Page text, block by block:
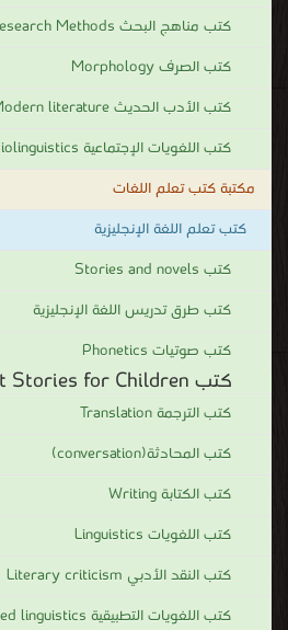
مكتبة كتب تعلم اللغات
كتب تعلم اللغة الإنجليزية
كتب Stories and novels
كتب طرق تدريس اللغة الإنجليزية
كتب صوتيات Phonetics
كتب Short Stories for Children >
كتب الترجمة Translation
كتب المحادثة(conversation)
كتب الكتابة Writing
كتب اللغويات Linguistics
كتب النقد الأدبي Literary criticism
كتب اللغويات التطبيقية Applied linguistics
كتب الشعر Poetry
كتب علم الدلالة Semantics
كتب علم الأصوات phonology
كتب مناهج البحث Research Methods